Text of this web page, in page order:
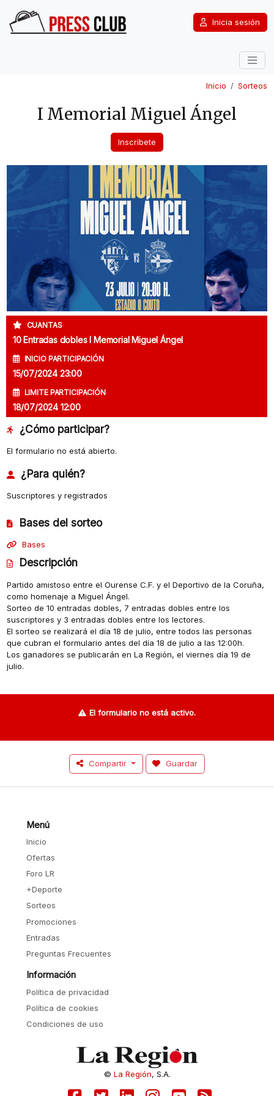
Inicia sesión
Inicio Sorteos
I Memorial Miguel Ángel
Inscríbete
CUANTAS
10 Entradas dobles I Memorial Miguel Ángel
INICIO PARTICIPACIÓN
15/07/2024 23:00
LIMITE PARTICIPACIÓN
18/07/2024 12:00
¿Cómo participar?
El formulario no está abierto.
¿Para quién?
Suscriptores y registrados
Bases del sorteo
Bases
Descripción
Partido amistoso entre el Ourense C.F. y el Deportivo de la Coruña,
como homenaje a Miguel Ángel.
Sorteo de 10 entradas dobles, 7 entradas dobles entre los
suscriptores y 3 entradas dobles entre los lectores.
El sorteo se realizará el día 18 de julio, entre todos las personas
que cubran el formulario antes del día 18 de julio a las 12:00h.
Los ganadores se publicarán en La Región, el viernes día 19 de
julio.
El formulario no está activo.
Compartir Guardar
Menú
Inicio
Ofertas
Foro LR
+Deporte
Sorteos
Promociones
Entradas
Preguntas Frecuentes
Información
Política de privacidad
Política de cookies
Condiciones de uso
© La Región, S.A.